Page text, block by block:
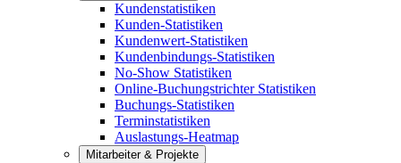
Kundenstatistiken
Kunden-Statistiken
Kundenwert-Statistiken
Kundenbindungs-Statistiken
No-Show Statistiken
Online-Buchungstrichter Statistiken
Buchungs-Statistiken
Terminstatistiken
Auslastungs-Heatmap
Mitarbeiter & Projekte